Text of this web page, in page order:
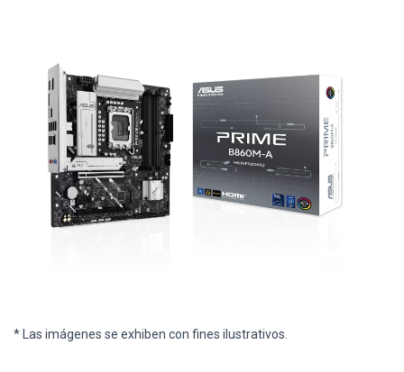
* Las imágenes se exhiben con fines ilustrativos.